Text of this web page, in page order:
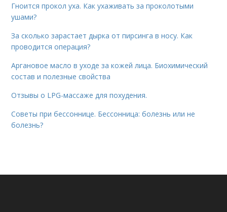
Гноится прокол уха. Как ухаживать за проколотыми
ушами?
За сколько зарастает дырка от пирсинга в носу. Как
проводится операция?
Аргановое масло в уходе за кожей лица. Биохимический
состав и полезные свойства
Отзывы о LPG-массаже для похудения.
Советы при бессоннице. Бессонница: болезнь или не
болезнь?